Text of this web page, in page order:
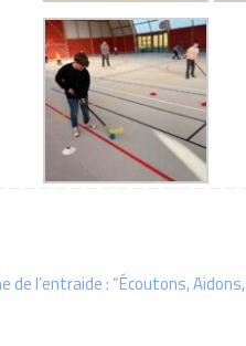
de l’entraide : “Écoutons, Aidons,